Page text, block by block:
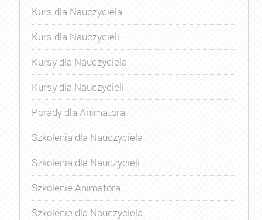
Kurs dla Nauczyciela
Kurs dla Nauczycieli
Kursy dla Nauczyciela
Kursy dla Nauczycieli
Porady dla Animatora
Szkolenia dla Nauczyciela
Szkolenia dla Nauczycieli
Szkolenie Animatora
Szkolenie dla Nauczyciela